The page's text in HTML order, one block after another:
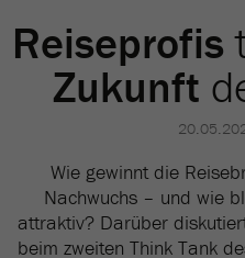
Reiseprofis
Zukunft
Wie gewinnt die
Nachwuchs – und wie
attraktiv? Darüber
beim zweiten Think Tank